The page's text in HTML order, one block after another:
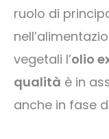
ruolo di
vegetali l’olio
qualità è in
anche in fase